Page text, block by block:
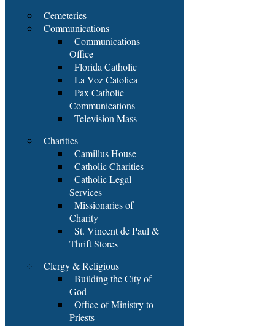
Cemeteries
Communications
Communications
Office
Florida Catholic
La Voz Catolica
Pax Catholic
Communications
Television Mass
Charities
Camillus House
Catholic Charities
Catholic Legal
Services
Missionaries of
Charity
St. Vincent de Paul &
Thrift Stores
Clergy & Religious
Building the City of
God
Office of Ministry to
Priests